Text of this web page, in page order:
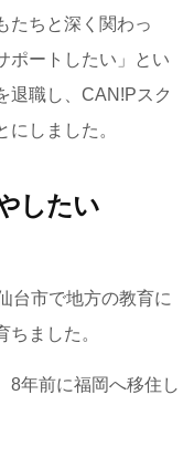
たちと深く関わっ
ポートしたい」とい
退職し、CAN!Pスク
しました。
したい
台市で地方の教育に
ました。
8年前に福岡へ移住し